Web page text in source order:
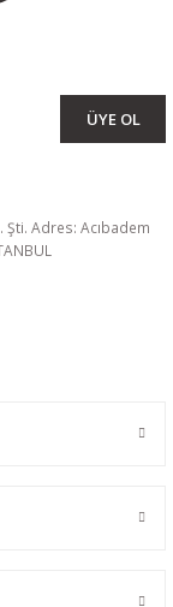
ÜYE OL
Şti. Adres: Acıbadem